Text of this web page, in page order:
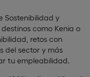
Sostenibilidad y
como Kenia o
retos con
del sector y más
tu empleabilidad.